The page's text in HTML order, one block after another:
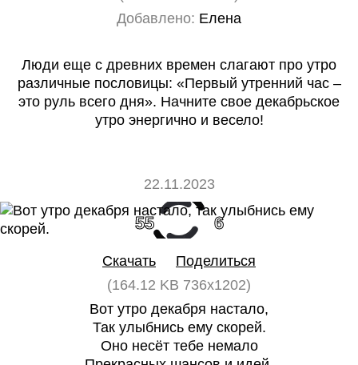
Добавлено: Елена
Люди еще с древних времен слагают про утро
различные пословицы: «Первый утренний час –
это руль всего дня». Начните свое декабрьское
утро энергично и весело!
22.11.2023
55 6
Скачать
Поделиться
(164.12 KB 736x1202)
Вот утро декабря настало,
Так улыбнись ему скорей.
Оно несёт тебе немало